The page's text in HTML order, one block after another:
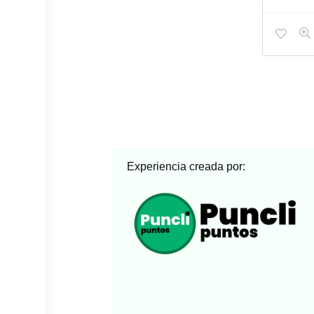
Experiencia creada por: